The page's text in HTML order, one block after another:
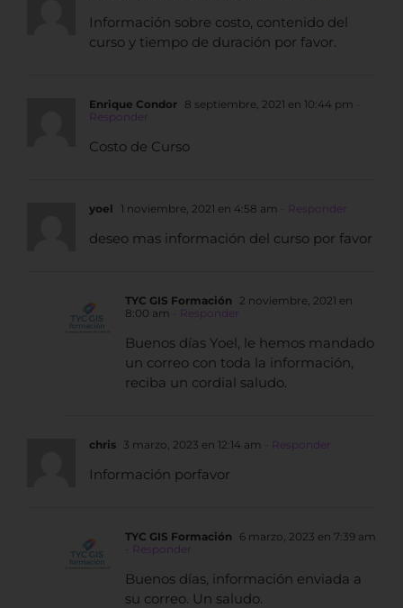
Información sobre costo, contenido del
curso y tiempo de duración por favor.
Enrique Condor 8 septiembre, 2021 en 10:44 pm
Responder
Costo de Curso
yoel 1 noviembre, 2021 en 4:58 am - Responder
deseo mas información del curso por favor
TYC GIS Formación
2 noviembre, 2021 en
8:00 am - Responder
Buenos días Yoel, le hemos mandado
un correo con toda la información,
reciba un cordial saludo.
chris 3 marzo, 2023 en 12:14 am - Responder
Información porfavor
TYC GIS Formación
6 marzo, 2023 en 7:39 am
- Responder
Buenos días, información enviada a
su correo. Un saludo.